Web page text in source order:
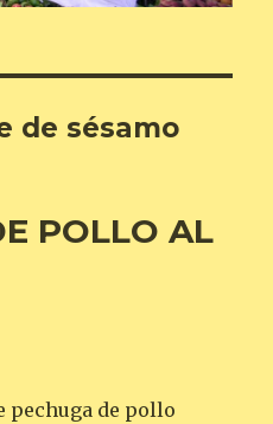
de sésamo
POLLO AL
pechuga de pollo